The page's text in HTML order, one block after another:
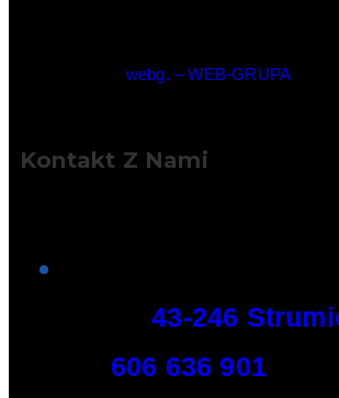
webg. – WEB-GRUPA
Kontakt Z Nami
Adres:43-246
606 636 901